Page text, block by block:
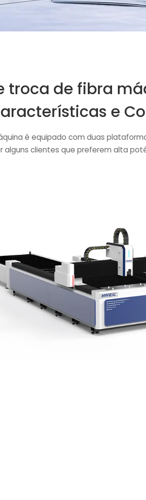
troca de fibra
e
é equipado com duas
alguns clientes que preferem alta